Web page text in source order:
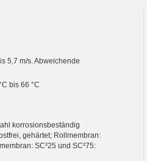
5,7 m/s. Abweichende
bis 66 °C
korrosionsbeständig
gehärtet; Rollmembran:
SC²25 und SC²75: